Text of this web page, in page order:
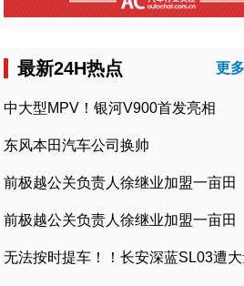
最新24H热点 更
中大型MPV！银河V900首发亮相
东风本田汽车公司换帅
前极越公关负责人徐继业加盟一亩田
前极越公关负责人徐继业加盟一亩田